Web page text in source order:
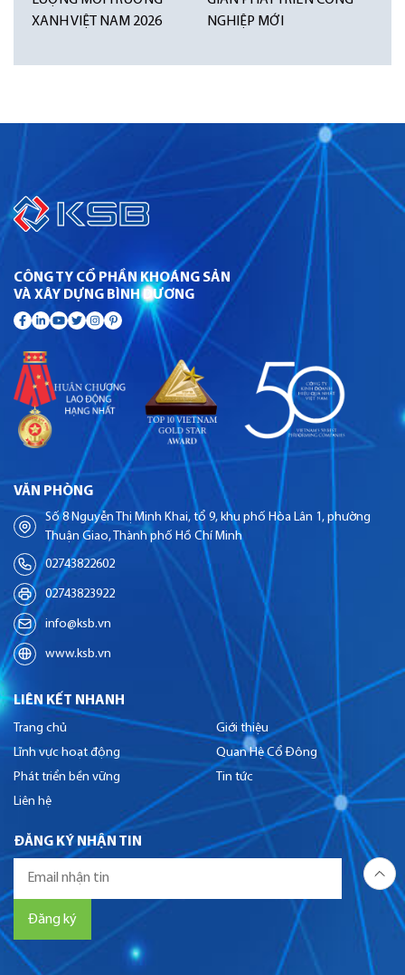
XANH VIỆT NAM 2026
NGHIỆP MỚI
CÔNG TY CỔ PHẦN KHOÁNG SẢN
VÀ XÂY DỰNG BÌNH DƯƠNG
VĂN PHÒNG
Số 8 Nguyễn Thị Minh Khai, tổ 9, khu phố Hòa Lân 1, phường
Thuận Giao, Thành phố Hồ Chí Minh
02743822602
02743823922
info@ksb.vn
www.ksb.vn
LIÊN KẾT NHANH
Trang chủ
Giới thiệu
Lĩnh vực hoạt động
Quan Hệ Cổ Đông
Phát triển bền vững
Tin tức
Liên hệ
ĐĂNG KÝ NHẬN TIN